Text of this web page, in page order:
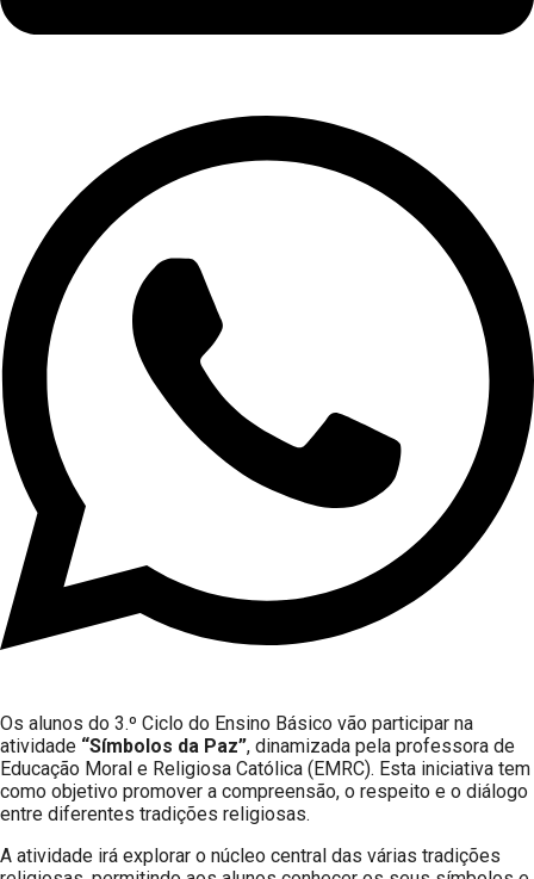
Os alunos do 3.º Ciclo do Ensino Básico vão participar na
atividade “Símbolos da Paz”, dinamizada pela professora de
Educação Moral e Religiosa Católica (EMRC). Esta iniciativa tem
como objetivo promover a compreensão, o respeito e o diálogo
entre diferentes tradições religiosas.
A atividade irá explorar o núcleo central das várias tradições